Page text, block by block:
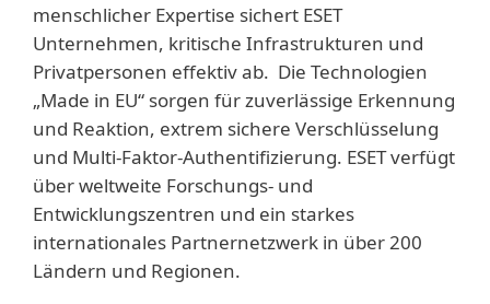
menschlicher Expertise sichert ESET
Unternehmen, kritische Infrastrukturen und
Privatpersonen effektiv ab. Die Technologien
„Made in EU“ sorgen für zuverlässige Erkennung
und Reaktion, extrem sichere Verschlüsselung
und Multi-Faktor-Authentifizierung. ESET verfügt
über weltweite Forschungs- und
Entwicklungszentren und ein starkes
internationales Partnernetzwerk in über 200
Ländern und Regionen.